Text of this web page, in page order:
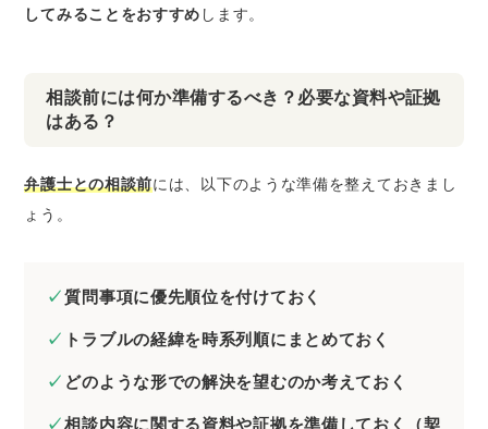
してみることをおすすめ します。
相談前には何か準備するべき？必要な資料や証拠
はある？
弁護士との相談前には、以下のような準備を整えておきまし
ょう。
質問事項に優先順位を付けておく
トラブルの経緯を時系列順にまとめておく
どのような形での解決を望むのか考えておく
相談内容に関する資料や証拠を準備しておく（契